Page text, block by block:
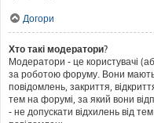
Догори
Хто такі модератори?
Модератори - це користувачі
за роботою форуму. Вони
повідомлень, закриття,
тем на форумі, за який вони
- не допускати відхилень від